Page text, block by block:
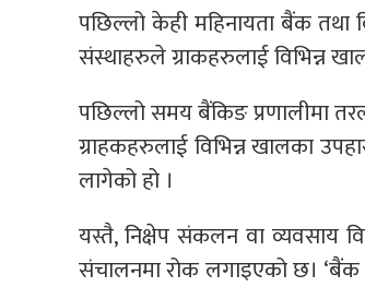
पछिल्लो केही महिनायता बैंक तथा
संस्थाहरुले ग्राकहरुलाई विभिन्न
पछिल्लो समय बैंकिङ प्रणालीमा
ग्राहकहरुलाई विभिन्न खालका
लागेको हो ।
यस्तै, निक्षेप संकलन वा व्यवसाय
संचालनमा रोक लगाइएको छ। ‘बैंक